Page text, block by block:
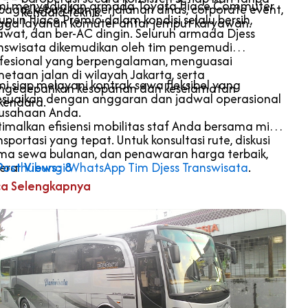
kendala teknis.
kebutuhan perjalanan dinas, corporate event,
layanan komuter antar jemput karyawan.
menyediakan armada Toyota Hiace Commuter
Hiace Premio dalam kondisi selalu bersih,
dan ber-AC dingin. Seluruh armada Djess
dikemudikan oleh tim pengemudi
yang berpengalaman, menguasai
jalan di wilayah Jakarta, serta
kesopanan dan keselamatan
siap melayani kontrak sewa fleksibel yang
dengan anggaran dan jadwal operasional
Anda.
efisiensi mobilitas staf Anda bersama mitra
yang tepat. Untuk konsultasi rute, diskusi
sewa bulanan, dan penawaran harga terbaik,
hubungi WhatsApp Tim Djess Transwisata.
Views:8
Selengkapnya